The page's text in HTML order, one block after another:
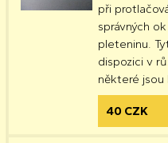
při
správných
pleteninu.
dispozici v
některé jsou
40 CZK